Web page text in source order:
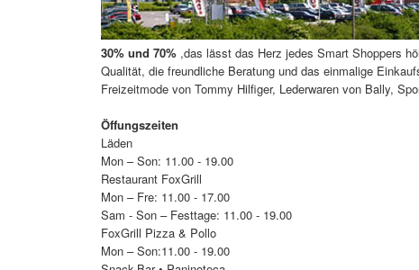
30% und 70% ,das lässt das Herz jedes Smart Shoppers
Qualität, die freundliche Beratung und das einmalige
Freizeitmode von Tommy Hilfiger, Lederwaren von Bally,
Öffungszeiten
Läden
Mon – Son: 11.00 - 19.00
Restaurant FoxGrill
Mon – Fre: 11.00 - 17.00
Sam - Son – Festtage: 11.00 - 19.00
FoxGrill Pizza & Pollo
Mon – Son:11.00 - 19.00